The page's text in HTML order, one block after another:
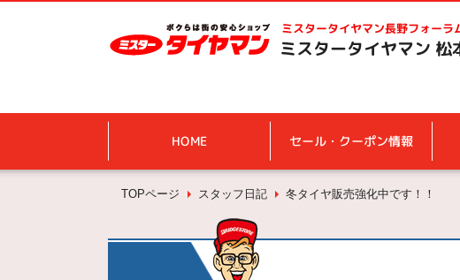
ミスタータイヤマン長野フォーラ
ミスタータイヤマン 松
HOME セール・クーポン情報
TOPページ スタッフ日記 冬タイヤ販売強化中です！！